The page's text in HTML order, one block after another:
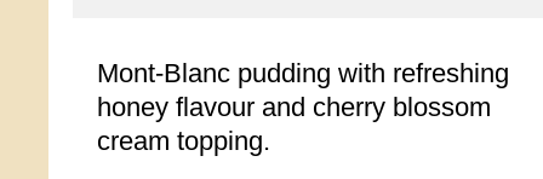
Mont-Blanc pudding with refreshing
honey flavour and cherry blossom
cream topping.